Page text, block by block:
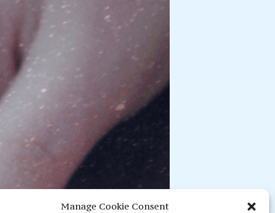
Manage Cookie Consent